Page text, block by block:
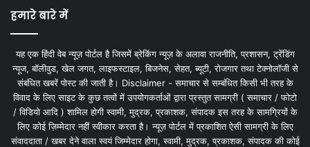
हमारे बारे में
यह एक हिंदी वेब न्यूज़ पोर्टल है जिसमें ब्रेकिंग न्यूज़ के अलावा राजनीति, प्रशासन, ट्रेंडिंग
न्यूज, बॉलीवुड, खेल जगत, लाइफस्टाइल, बिजनेस, सेहत, ब्यूटी, रोजगार तथा टेक्नोलॉजी से
संबंधित खबरें पोस्ट की जाती है। Disclaimer - समाचार से सम्बंधित किसी भी तरह के
विवाद के लिए साइट के कुछ तत्वों में उपयोगकर्ताओं द्वारा प्रस्तुत सामग्री ( समाचार / फोटो
/ विडियो आदि ) शामिल होगी स्वामी, मुद्रक, प्रकाशक, संपादक इस तरह के सामग्रियों के
लिए कोई ज़िम्मेदार नहीं स्वीकार करता है। न्यूज़ पोर्टल में प्रकाशित ऐसी सामग्री के लिए
संवाददाता / खबर देने वाला स्वयं जिम्मेदार होगा, स्वामी, मुद्रक, प्रकाशक, संपादक की कोई